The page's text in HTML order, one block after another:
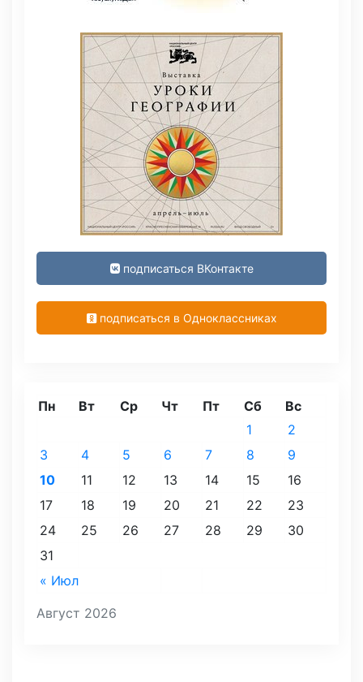
подписаться ВКонтакте
подписаться в Одноклассниках
Август 2026
Пн Вт Ср Чт Пт Сб Вс
« Июл
1
2
3
4 5 6 7 8
9
10
11 12 13 14 15
16
17
18 19 20 21 22
23
24
25 26 27 28 29
30
31